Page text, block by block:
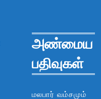
அண்மைய
பதிவுகள்
மலபார் வம்சமும்